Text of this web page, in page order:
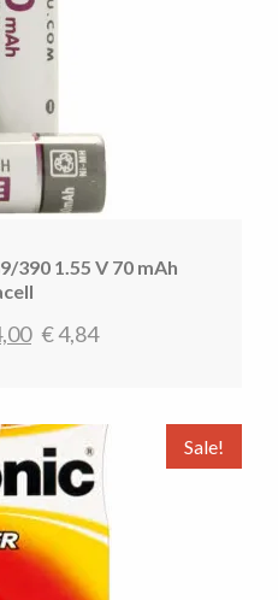
390 1.55 V 70 mAh
Huidige
€ 4,00.
€4,84
Sale!